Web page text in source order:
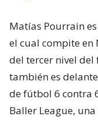
Matías Pourrain
el cual compite en
del tercer nivel
también es
de fútbol 6 contra
Baller League,